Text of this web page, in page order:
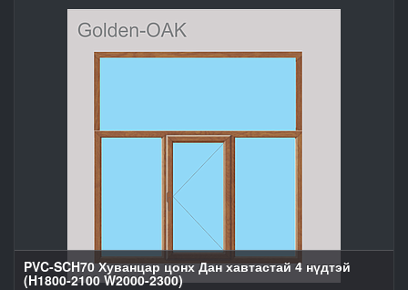
PVC-SCH70 Хуванцар цонх Дан хавтастай 4 нүдтэй
(H1800-2100 W2000-2300)